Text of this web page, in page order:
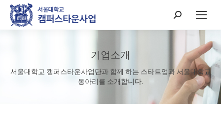
Search:
기업소개
서울대학교 캠퍼스타운사업단과 함께 하는 스타트업과 서울대학교
동아리를 소개합니다.